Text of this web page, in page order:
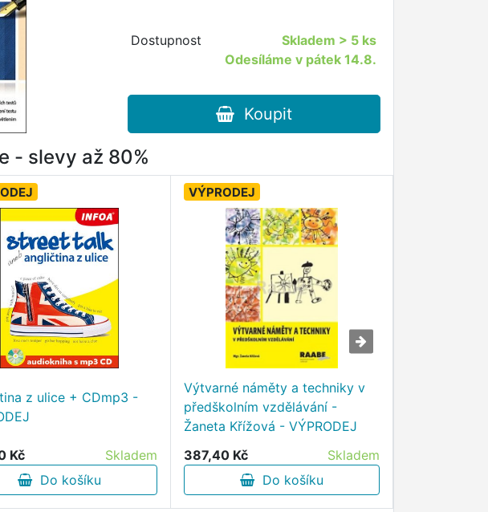
Dostupnost Skladem > 5 ks
Odesíláme v pátek 14.8.
Koupit
- slevy až 80%
z ulice + CDmp3 -
Kč
Skladem
Do košíku
VÝPRODEJ
Výtvarné náměty a techniky v
předškolním vzdělávání -
Žaneta Křížová - VÝPRODEJ
387,40 Kč
Skladem
Do košíku